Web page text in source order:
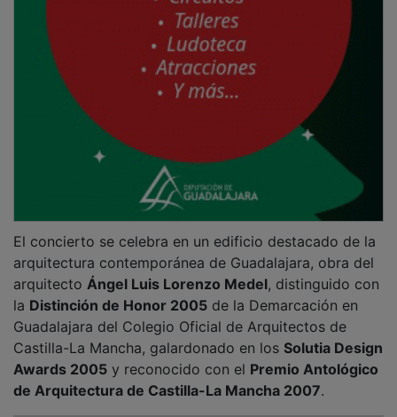
arquitectura contemporánea de Guadalajara, obra del
arquitecto Ángel Luis Lorenzo Medel, distinguido con
laDistinción de Honor 2005de la Demarcación en
Guadalajara del Colegio Oficial de Arquitectos de
Castilla-La Mancha, galardonado en losSolutia Design
Awards 2005y reconocido con elPremio Antológico
de Arquitectura de Castilla-La Mancha 2007.